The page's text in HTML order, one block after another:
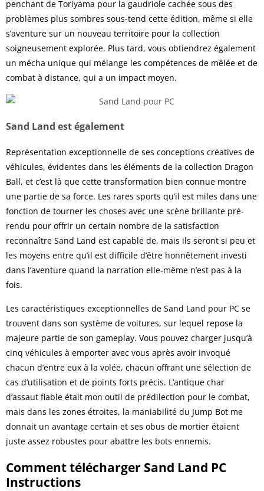
penchant de Toriyama pour la gaudriole cachée sous des
problèmes plus sombres sous-tend cette édition, même si elle
s’aventure sur un nouveau territoire pour la collection
soigneusement explorée. Plus tard, vous obtiendrez également
un mécha unique qui mélange les compétences de mêlée et de
combat à distance, qui a un impact moyen.
Sand Land est également
Représentation exceptionnelle de ses conceptions créatives de
véhicules, évidentes dans les éléments de la collection Dragon
Ball, et c’est là que cette transformation bien connue montre
une partie de sa force. Les rares sports qu’il est miles dans une
fonction de tourner les choses avec une scène brillante pré-
rendu pour offrir un certain nombre de la satisfaction
reconnaître Sand Land est capable de, mais ils seront si peu et
les moyens entre qu’il est difficile d’être honnêtement investi
dans l’aventure quand la narration elle-même n’est pas à la
fois.
Les caractéristiques exceptionnelles de Sand Land pour PC se
trouvent dans son système de voitures, sur lequel repose la
majeure partie de son gameplay. Vous pouvez charger jusqu’à
cinq véhicules à emporter avec vous après avoir invoqué
chacun d’entre eux à la volée, chacun offrant une sélection de
cas d’utilisation et de points forts précis. L’antique char
d’assaut fiable était mon outil de prédilection pour le combat,
mais dans les zones étroites, la maniabilité du Jump Bot me
donnait un avantage certain et ses obus de mortier étaient
juste assez robustes pour abattre les bots ennemis.
Comment télécharger Sand Land PC
Instructions